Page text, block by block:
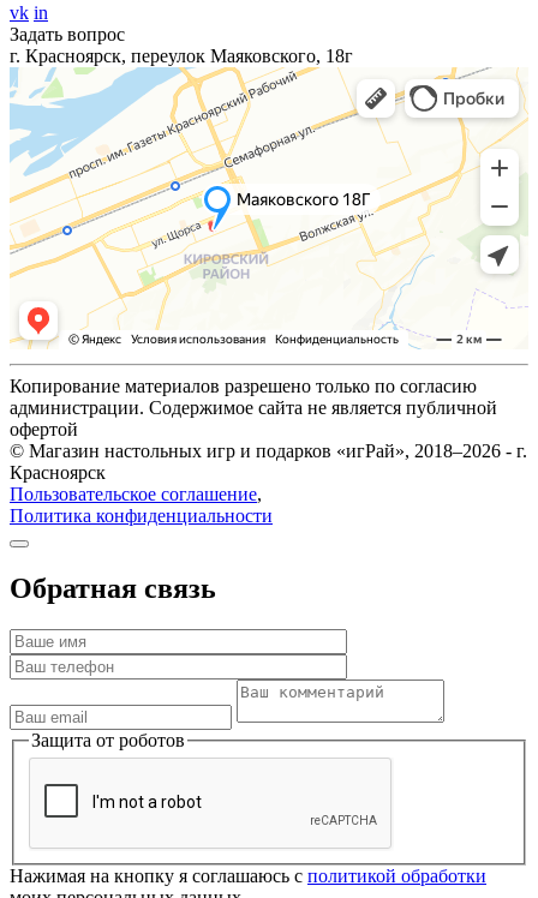
vk in
Задать вопрос
г. Красноярск, переулок Маяковского, 18г
Копирование материалов разрешено только по согласию
администрации. Содержимое сайта не является публичной
офертой
© Магазин настольных игр и подарков «игРай», 2018–2026 - г.
Красноярск
Пользовательское соглашение,
Политика конфиденциальности
Обратная связь
Защита от роботов
Нажимая на кнопку я соглашаюсь с политикой обработки